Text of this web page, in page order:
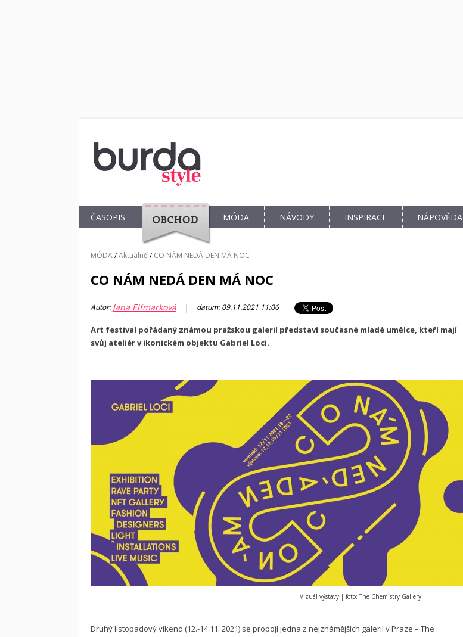
ČASOPIS
OBCHOD
MÓDA NÁVODY INSPIRACE NÁPOVĚDA
MÓDA/Aktuálně / CO NÁM NEDÁ DEN MÁ NOC
CO NÁM NEDÁ DEN MÁ NOC
Autor:Jana Elfmarková | datum: 09.11.2021 11:06
Art festival pořádaný známou pražskou galerií představí současné mladé umělce, kteří mají
svůj ateliér v ikonickém objektu Gabriel Loci.
Vizuál výstavy | foto: The Chemistry Gallery
Druhý listopadový víkend (12.-14.11. 2021) se propojí jedna z nejznámějších galerií v Praze – The